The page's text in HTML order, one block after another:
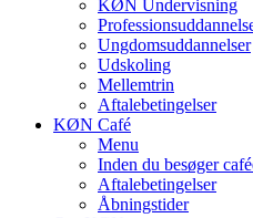
KØN Undervisning
Ungdomsuddannelser
Udskoling
Mellemtrin
Aftalebetingelser
KØN Café
Menu
Inden du besøger
Aftalebetingelser
Åbningstider